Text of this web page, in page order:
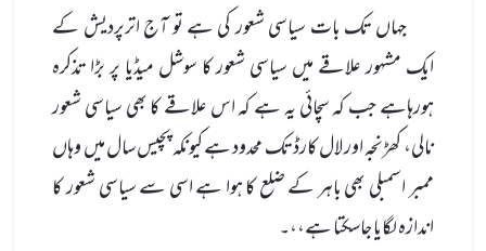
جہاں تک بات سیاسی شعور کی ہے تو آج اترپردیش کے
ایک مشہور علاقے میں سیاسی شعور کا سوشل میڈیا پر بڑا تذکرہ
ہورہاہے جب کہ سچائی یہ ہے کہ اس علاقے کا بھی سیاسی شعور
نالی، کھڑنجہ اور لال کارڈ تک محدود ہے کیونکہ پچیس سال میں وہاں
ممبر اسمبلی بھی باہر کے ضلع کا ہوا ہے اسی سے سیاسی شعور کا
اندازہ لگایا جاسکتا ہے،،۔